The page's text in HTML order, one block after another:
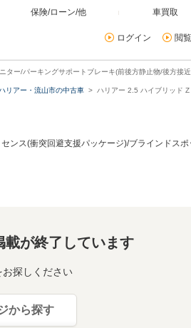
保険/ローン/他 車買取
ログイン 閲
ー/パーキングサポートブレーキ(前後方静止物/後方接
リアー・流山市の中古車 ハリアー 2.5 ハイブリッド
ス(衝突回避支援パッケージ)/ブラインドス
載が終了しています
探しください
から探す